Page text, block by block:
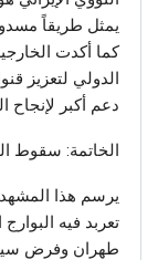
يمثل طريقاً
كما أكدت
الدولي لتعزيز
دعم أكبر لإنجاح
الخاتمة: سقوط
يرسم هذا المشهد
تعربد فيه
طهران وفرض